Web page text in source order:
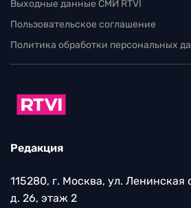
Выходные данные СМИ RTVI
Пользовательское соглашение
Политика обработки персональных
Редакция
115280, г. Москва, ул. Ленинская
д. 26, этаж 2